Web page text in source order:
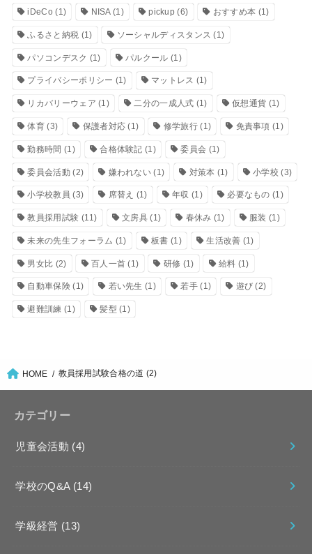
iDeCo (1) NISA(1) pickup (6) おすすめ本 (1)
ふるさと納税 (1) ソーシャルディスタンス (1)
パソコンデスク (1) パルクール (1)
プライバシーポリシー (1) マットレス (1)
リカバリーウェア (1) 二分の一成人式 (1) 仮想通貨 (1)
体育 (3) 保護者対応 (1) 修学旅行(1) 免責事項 (1)
勤務時間 (1) 合格体験記 (1) 委員会 (1)
委員会活動(2) 嫌われない (1) 対策本 (1) 小学校 (3)
小学校教員 (3) 席替え (1) 年収 (1) 必要なもの (1)
教員採用試験 (11) 文房具 (1) 春休み (1) 服装 (1)
未来の先生フォーラム (1) 板書 (1) 生活改善 (1)
男女比 (2) 百人一首 (1) 研修 (1) 給料 (1)
自動車保険(1) 若い先生 (1) 若手(1) 遊び (2)
避難訓練 (1) 髪型 (1)
HOME 教員採用試験合格の道 (2)
カテゴリー
児童会活動 (4)
学校のQ&A (14)
学級経営 (13)